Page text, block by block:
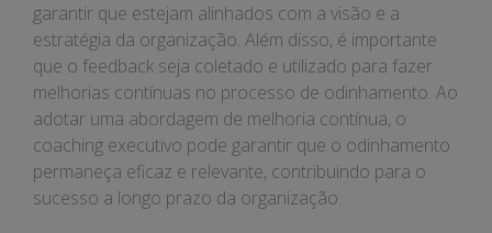
garantir que estejam alinhados com a visão e a
estratégia da organização. Além disso, é importante
que o feedback seja coletado e utilizado para fazer
melhorias contínuas no processo de odinhamento. Ao
adotar uma abordagem de melhoria contínua, o
coaching executivo pode garantir que o odinhamento
permaneça eficaz e relevante, contribuindo para o
sucesso a longo prazo da organização.